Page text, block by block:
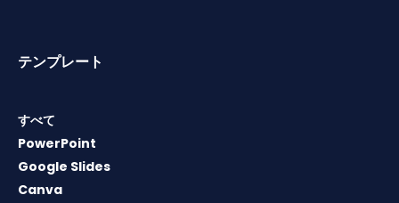
テンプレート
すべて
PowerPoint
Google Slides
Canva